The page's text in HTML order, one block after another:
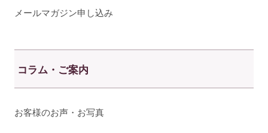
メールマガジン申し込み
コラム・ご案内
お客様のお声・お写真